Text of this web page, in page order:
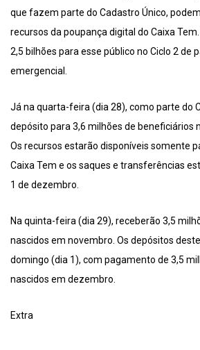
que fazem parte do Cadastro Único,
recursos da poupança digital do Caixa
2,5 bilhões para esse público no Ciclo 2 de
emergencial.
Já na quarta-feira (dia 28), como parte do
depósito para 3,6 milhões de beneficiários
Os recursos estarão disponíveis somente
Caixa Tem e os saques e transferências
1 de dezembro.
Na quinta-feira (dia 29), receberão 3,5
nascidos em novembro. Os depósitos
domingo (dia 1), com pagamento de 3,5
nascidos em dezembro.
Extra